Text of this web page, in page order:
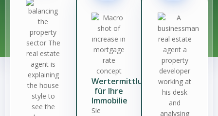
Wertermittlung
für Ihre
Immobilie
Sie